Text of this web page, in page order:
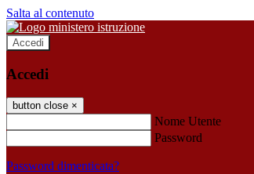
Salta al contenuto
Accedi
Accedi
button close ×
Nome Utente
Password
Password dimenticata?